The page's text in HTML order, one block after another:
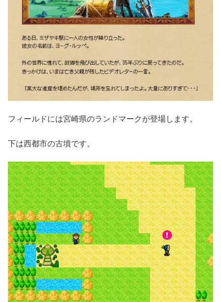
フィールドには宮崎県のランドマークが登場します。
下は西都市の古墳です。